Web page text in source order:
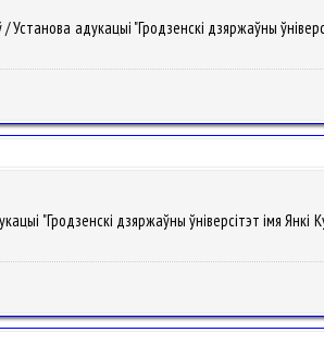
адукацыі "Гродзенскі дзяржаўны
"Гродзенскі дзяржаўны ўніверсітэт імя Янкі